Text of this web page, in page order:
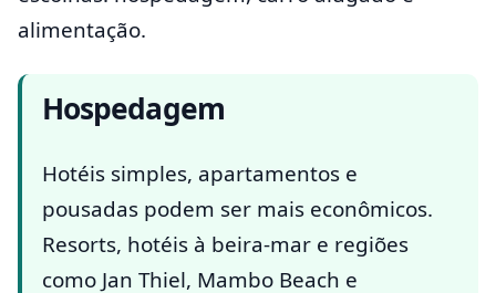
alimentação.
Hospedagem
Hotéis simples, apartamentos e
pousadas podem ser mais econômicos.
Resorts, hotéis à beira-mar e regiões
como Jan Thiel, Mambo Beach e